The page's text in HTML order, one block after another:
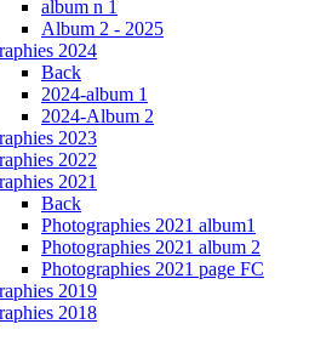
album n 1
Album 2 - 2025
2024
Back
2024-album 1
2024-Album 2
2023
2022
2021
Back
Photographies 2021 album1
Photographies 2021 album 2
Photographies 2021 page FC
2019
2018